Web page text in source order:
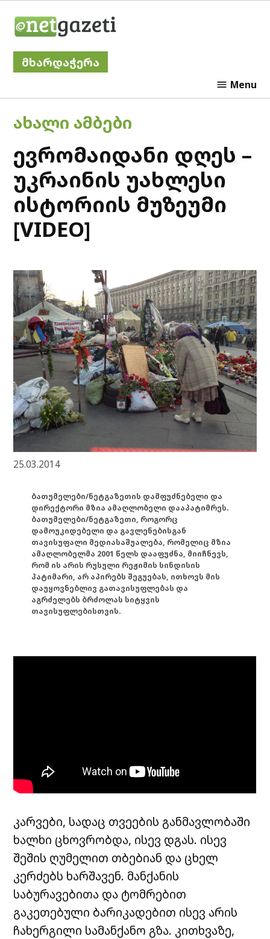
მხარდაჭერა
Menu
POSTED
ᲐᲮᲐᲚᲘ ᲐᲛᲑᲔᲑᲘ
ევრომაიდანი დღეს –
უკრაინის უახლესი
ისტორიის მუზეუმი
[VIDEO]
25.03.2014
ბათუმელები/ნეტგაზეთის დამფუძნებელი და
დირექტორი მზია ამაღლობელი დააპატიმრეს.
ბათუმელები/ნეტგაზეთი, როგორც
დამოუკიდებელი და გავლენებისგან
თავისუფალი მედიასაშუალება, რომელიც მზია
ამაღლობელმა 2001 წელს დააფუძნა, მიიჩნევს,
რომ ის არის რუსული რეჟიმის სინდისის
პატიმარი, არ აპირებს შეგუებას, ითხოვს მის
დაუყოვნებლივ გათავისუფლებას და
აგრძელებს ბრძოლას სიტყვის
თავისუფლებისთვის.
კარვები, სადაც თვეების განმავლობაში
ხალხი ცხოვრობდა, ისევ დგას. ისევ
შეშის ღუმელით თბებიან და ცხელ
კერძებს ხარშავენ. მანქანის
საბურავებითა და ტომრებით
გაკეთებული ბარიკადებით ისევ არის
ჩახერგილი სამანქანო გზა. კითხვაზე,